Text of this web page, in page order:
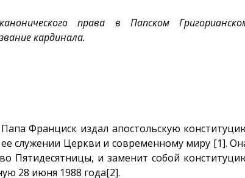
права в Папском
кардинала.
Франциск издал апостольскую
служении Церкви и современному миру [1].
Пятидесятницы, и заменит собой
28 июня 1988 года[2].